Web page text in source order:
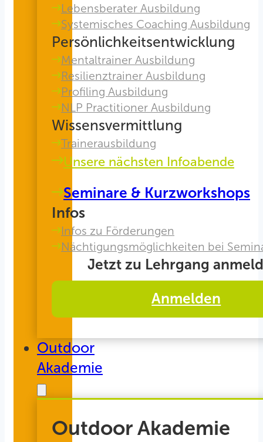
Lebensberater Ausbildung
Systemisches Coaching Ausbildung
Persönlichkeitsentwicklung
Mentaltrainer Ausbildung
Resilienztrainer Ausbildung
Profiling Ausbildung
NLP Practitioner Ausbildung
Wissensvermittlung
Trainerausbildung
Unsere nächsten Infoabende
Seminare & Kurzworkshops
Infos
Infos zu Förderungen
Nächtigungsmöglichkeiten bei
Jetzt zu Lehrgang
Anmelden
Outdoor
Akademie
Outdoor Akademie